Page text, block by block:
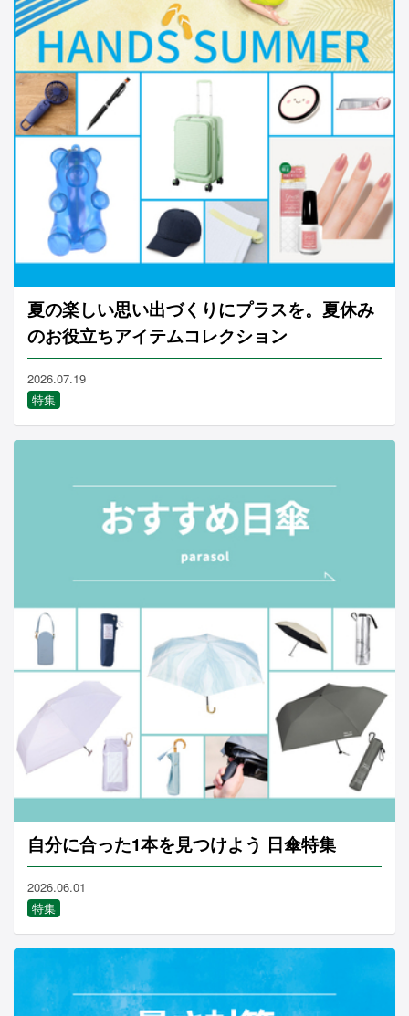
夏の楽しい思い出づくりにプラスを。夏休み
のお役立ちアイテムコレクション
2026.07.19
特集
自分に合った1本を見つけよう 日傘特集
2026.06.01
特集